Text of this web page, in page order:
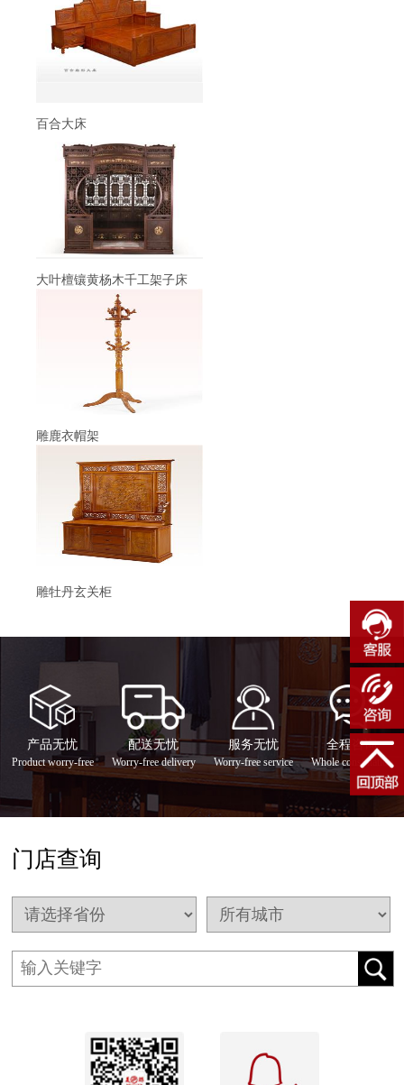
百合大床
大叶檀镶黄杨木千工架子床
雕鹿衣帽架
雕牡丹玄关柜
产品无忧
Product worry-free
配送无忧
Worry-free delivery
服务无忧
Worry-free service
全程咨询
Whole consultation
门店查询